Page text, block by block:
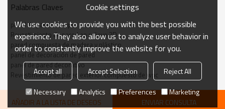
de agua
Palabras Claves
panel de pared de wpc
Revestimiento de pared en relieve 3D
pared compuesta de madera y plástico
panel de decoración de pared
panel de pared decorativo
Revestimiento de pared exterior compuesto de wpc
AÑADIR A LA LISTA DE DESEOS ENVIAR CONSULTA
Cookie settings
We use cookies to provide you with the best possible
experience. They also allow us to analyze user behavior in
order to constantly improve the website for you.
Accept all Accept Selection
Reject All
Necessary
Analytics Preferences Marketing